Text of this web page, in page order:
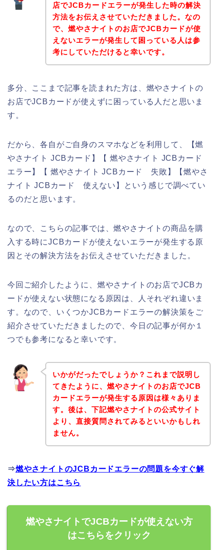
店でJCBカードエラーが発生した時の解決
方法をお伝えさせていただきました。なの
で、燃やさナイトのお店でJCBカードが使
えないエラーが発生して困っている人は参
考にしていただけると幸いです。
多分、ここまで記事を読まれた方は、燃やさナイトの
お店でJCBカードが使えずに困っている人だと思いま
す。
だから、各自がご自身のスマホなどを利用して、【燃
やさナイト JCBカード】【 燃やさナイト JCBカード
エラー】【 燃やさナイト JCBカード 失敗】【燃やさ
ナイト JCBカード 使えない】という感じで調べてい
るのだと思います。
なので、こちらの記事では、燃やさナイトの商品を購
入する時にJCBカードが使えないエラーが発生する原
因とその解決方法をお伝えさせていただきました。
今回ご紹介したように、燃やさナイトのお店でJCBカ
ードが使えない状態になる原因は、人それぞれ違いま
す。なので、いくつかJCBカードエラーの解決策をご
紹介させていただきましたので、今日の記事が何か１
つでも参考になると幸いです。
いかがだったでしょうか？これまで説明し
てきたように、燃やさナイトのお店でJCB
カードエラーが発生する原因は様々ありま
す。後は、下記燃やさナイトの公式サイト
より、直接質問されてみるといいかもしれ
ません。
⇒燃やさナイトのJCBカードエラーの問題を今すぐ解
決したい方はこちら
燃やさナイトでJCBカードが使えない方
はこちらをクリック